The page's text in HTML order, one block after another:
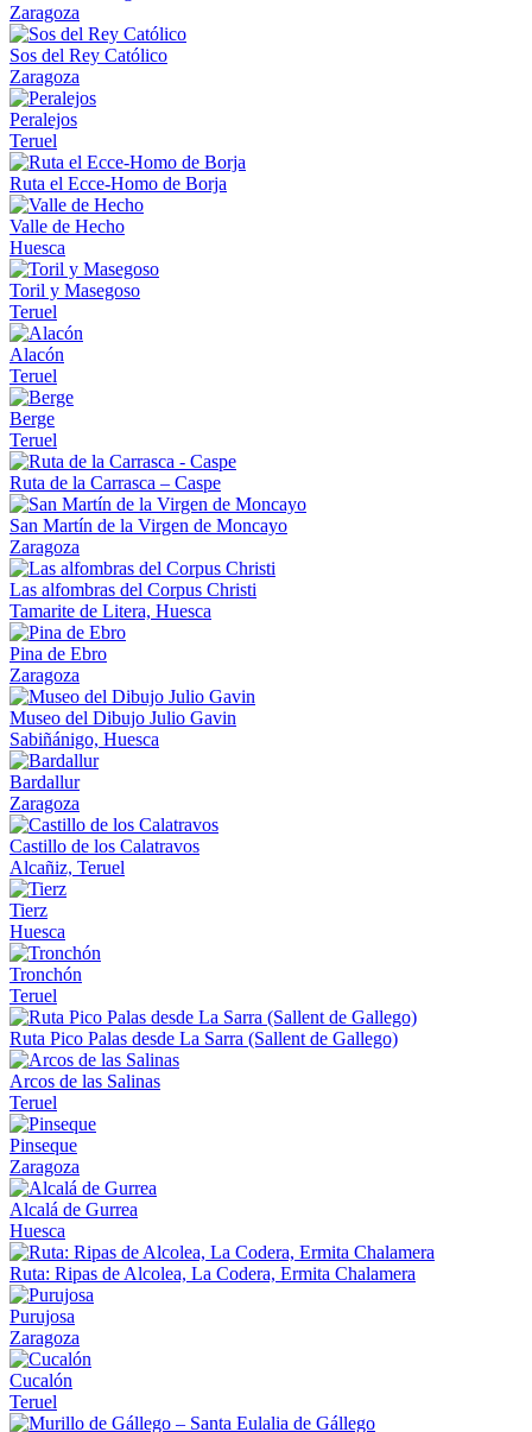
Zaragoza
Sos del Rey Católico
Zaragoza
Peralejos
Teruel
Ruta el Ecce-Homo de Borja
Valle de Hecho
Huesca
Toril y Masegoso
Teruel
Alacón
Teruel
Berge
Teruel
Ruta de la Carrasca – Caspe
San Martín de la Virgen de Moncayo
Zaragoza
Las alfombras del Corpus Christi
Tamarite de Litera, Huesca
Pina de Ebro
Zaragoza
Museo del Dibujo Julio Gavin
Sabiñánigo, Huesca
Bardallur
Zaragoza
Castillo de los Calatravos
Alcañiz, Teruel
Tierz
Huesca
Tronchón
Teruel
Ruta Pico Palas desde La Sarra (Sallent de Gallego)
Arcos de las Salinas
Teruel
Pinseque
Zaragoza
Alcalá de Gurrea
Huesca
Ruta: Ripas de Alcolea, La Codera, Ermita Chalamera
Purujosa
Zaragoza
Cucalón
Teruel